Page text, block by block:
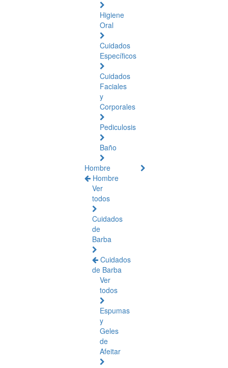
Higiene
Oral
Cuidados
Específicos
Cuidados
Faciales
y
Corporales
Pediculosis
Baño
Hombre
Hombre
Ver
todos
Cuidados
de
Barba
Cuidados
de Barba
Ver
todos
Espumas
y
Geles
de
Afeitar